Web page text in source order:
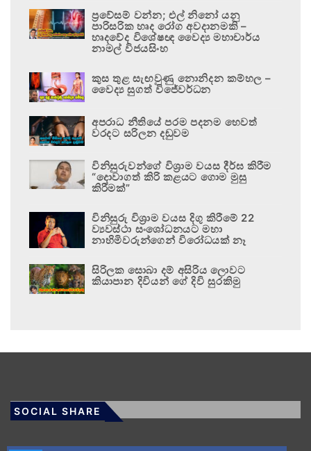
ප්‍රවේසම් වන්න; එල් නිනෝ යනු
පාරිසරික හෘද රෝග අවදානමකි –
හෘදවේද විශේෂඥ වෛද්‍ය මහාචාර්ය
නාමල් විජයසිංහ
කුස තුළ සැඟවුණු නොනිදන කම්හල –
වෛද්‍ය සුගත් විජේවර්ධන
අපරාධ නීතියේ පරම පදනම හෙවත්
වරදට සරිලන දඬුවම
විනිසුරුවන්ගේ විශ්‍රාම වයස දීර්ඝ කිරීම
“දොවාගත් කිරි කළයට ගොම මුසු
කිරීමක්”
විනිසුරු විශ්‍රාම වයස දිගු කිරීමේ 22
ව්‍යවස්ථා සංශෝධනයට මහා
නාහිමිවරුන්ගෙන් විරෝධයක් නෑ
සිරිලක සොබා දම් අසිරිය ලොවට
කියාපාන දිවියන් ගේ දිවි සුරකිමු
SOCIAL SHARE